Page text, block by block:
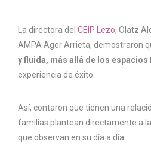
La directora del CEIP Lezo, Olatz
AMPA Ager Arrieta, demostraron
y fluida, más allá de los
experiencia de éxito.
Así, contaron que tienen una
familias plantean directamente a
que observan en su día a día.